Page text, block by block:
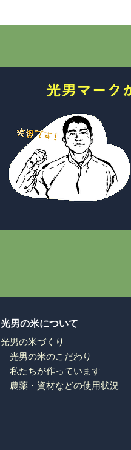
光男の米について
光男の米づくり
光男の米のこだわり
私たちが作っています
農薬・資材などの使用状況